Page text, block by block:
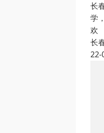
长
学
欢
长
22-